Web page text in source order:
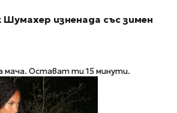
изненада със зимен
мача. Остават ти 15 минути.